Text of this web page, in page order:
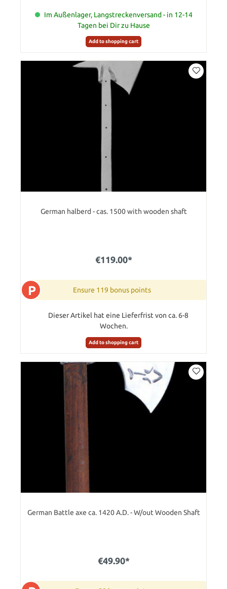
Im Außenlager, Langstreckenversand - in 12-14
Tagen bei Dir zu Hause
Add to shopping cart
German halberd - cas. 1500 with wooden shaft
€119.00*
P Ensure 119 bonus points
Dieser Artikel hat eine Lieferfrist von ca. 6-8
Wochen.
Add to shopping cart
German Battle axe ca. 1420 A.D. - W/out Wooden Shaft
€49.90*